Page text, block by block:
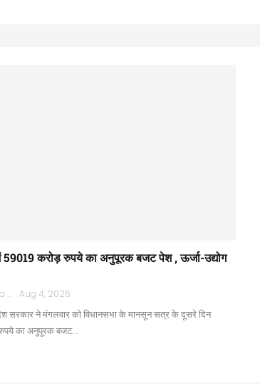
59019 करोड़ रुपये का अनुपूरक बजट पेश , ऊर्जा-उद्योग
Rajpath Mathura Aug 4, 2026
सरकार ने मंगलवार को विधानसभा के मानसून सत्र के दूसरे दिन
का अनुपूरक बजट…